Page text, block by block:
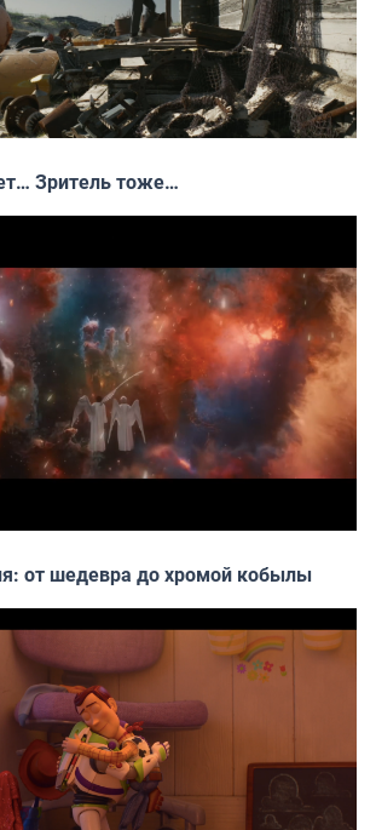
Зритель тоже…
от шедевра до хромой кобылы